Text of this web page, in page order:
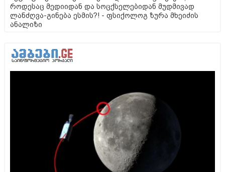
როდესაც მედიიდან და სოცქსელებიდან მუდმივად
ლანძღვა-გინება ესმის?! - ფსიქოლოგ ზურა მხეიძის
ანალიზი